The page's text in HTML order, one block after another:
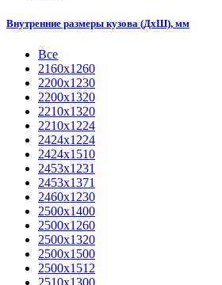
Внутренние размеры кузова (ДхШ), мм
Все
2160х1260
2200х1230
2200х1320
2210x1320
2210х1224
2424х1224
2424х1510
2453х1231
2453х1371
2460х1230
2500x1400
2500х1260
2500х1320
2500х1500
2500х1512
2510х1300